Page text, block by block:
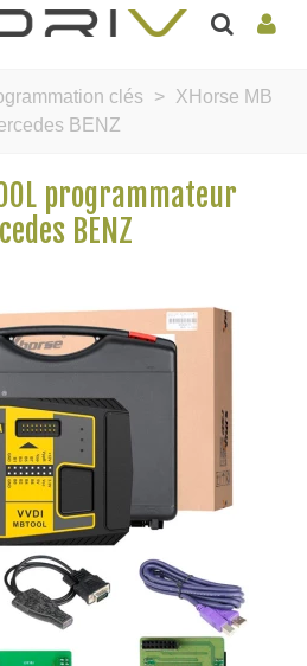
clés > XHorse MB
BENZ
programmateur
BENZ